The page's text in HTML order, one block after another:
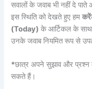
सवालों के जवाब भी नहीं दे
इस स्थिति को देखते हुए हम
(Today) के आर्टिकल के साथ
उनके जवाब नियमित रूप से
*छात्र अपने सुझाव और
सकते हैं।